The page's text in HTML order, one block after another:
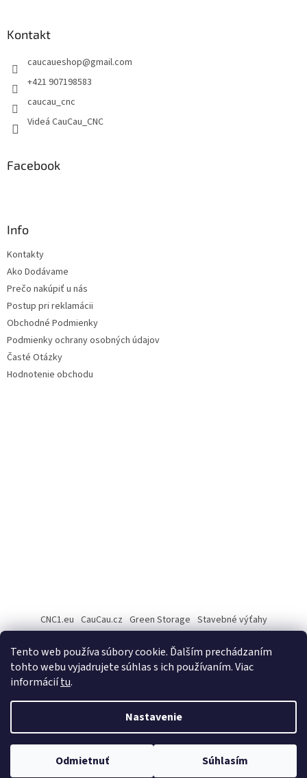
Tento web používa súbory cookie. Ďalším prechádzaním
tohto webu vyjadrujete súhlas s ich používaním. Viac
informáciítu.
Nastavenie
Odmietnuť Súhlasím
Kontakt
caucaueshop@gmail.com
+421 907198583
caucau_cnc
Videá CauCau_CNC
Facebook
Info
Kontakty
Ako Dodávame
Prečo nakúpiť u nás
Postup pri reklamácii
Obchodné Podmienky
Podmienky ochrany osobných údajov
Časté Otázky
Hodnotenie obchodu
CNC1.eu CauCau.cz Green Storage Stavebné výťahy
Rezanie Fiber laserom
Copyright 2026Cau Cau.sk. Všetky práva vyhradené.Upraviť